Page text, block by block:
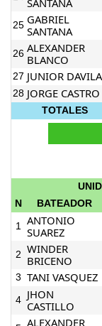
25 GABRIEL
SANTANA
26 ALEXANDER
BLANCO
27 JUNIOR DAVILA
28 JORGE CASTRO
TOTALES
N
BATEADOR
1
ANTONIO
SUAREZ
2 WINDER
BRICENO
3 TANI VASQUEZ
4 JHON
CASTILLO
ALEXANDER